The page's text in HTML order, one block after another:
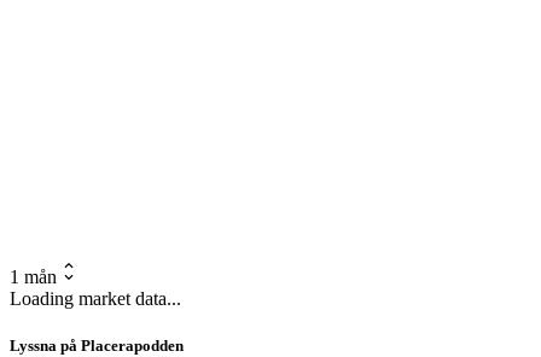
1 mån
Loading market data...
Lyssna på Placerapodden